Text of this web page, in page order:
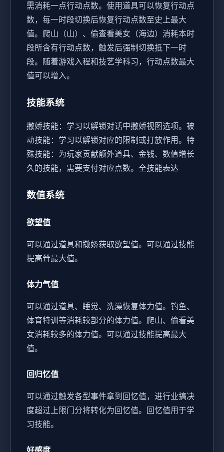
需消耗一点行动点数。 使用道具可以恢复行动点
数，每一时段切换后恢复行动点数至史上最大
值。 爬山（山）、偷查看美女（海边）消耗本时
段所含有行动点数，触发后强制切换抵下一时
段。 随着游戏入程和技艺学科习，行动点数最大
值可以增入。
技能系统
撒娇技能：学习以解锁对话中撒娇视图选项。 被
动技能：学习以解锁对应的限制或打放作用。 特
殊技能：为玩家贡献额外道具、金钱、数值增长
久的技能，需要支付对应点数。 全技能表达
数值系统
欲望值
可以通过道具和撒娇获取欲望值。 可以通过技能
提高耸最大值。
体力气值
可以通过道具、睡觉、洗澡恢复体力值。 钓鱼、
体育特训等消耗较部分的体力值。 爬山、偷看美
女消耗较多的体力值。 可以通过技能提高最大
值。
回归忆值
可以通过触发各型事件拿到回忆值，进行业搞决
度超过上限门分将转化为回忆值。 回忆值用于学
习技能。
好感度